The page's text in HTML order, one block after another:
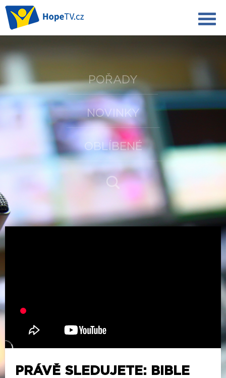
POŘADY
NOVINKY
OBLÍBENÉ
PRÁVĚ SLEDUJETE: BIBLE